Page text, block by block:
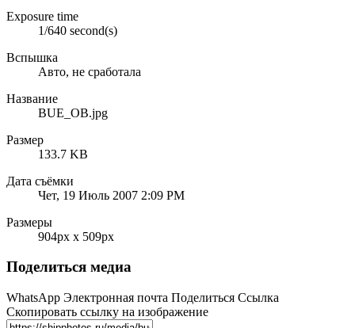
Exposure time
1/640 second(s)
Вспышка
Авто, не сработала
Название
BUE_OB.jpg
Размер
133.7 KB
Дата съёмки
Чет, 19 Июль 2007 2:09 PM
Размеры
904px x 509px
Поделиться медиа
WhatsApp Электронная почта Поделиться Ссылка
Скопировать ссылку на изображение